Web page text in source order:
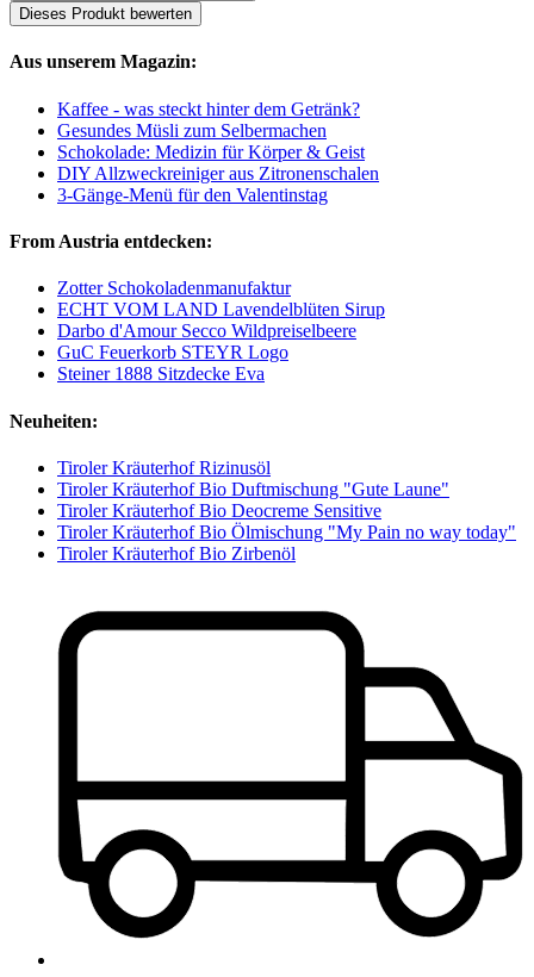
Dieses Produkt bewerten
Aus unserem Magazin:
Kaffee - was steckt hinter dem Getränk?
Gesundes Müsli zum Selbermachen
Schokolade: Medizin für Körper & Geist
DIY Allzweckreiniger aus Zitronenschalen
3-Gänge-Menü für den Valentinstag
From Austria entdecken:
Zotter Schokoladenmanufaktur
ECHT VOM LAND Lavendelblüten Sirup
Darbo d'Amour Secco Wildpreiselbeere
GuC Feuerkorb STEYR Logo
Steiner 1888 Sitzdecke Eva
Neuheiten:
Tiroler Kräuterhof Rizinusöl
Tiroler Kräuterhof Bio Duftmischung "Gute Laune"
Tiroler Kräuterhof Bio Deocreme Sensitive
Tiroler Kräuterhof Bio Ölmischung "My Pain no way today"
Tiroler Kräuterhof Bio Zirbenöl